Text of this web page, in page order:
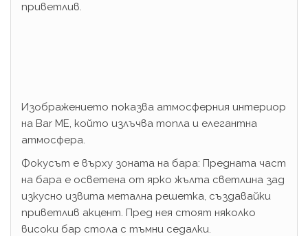
приветлив.
Изображението показва атмосферния интериор
на Bar ME, който излъчва топла и елегантна
атмосфера.
Фокусът е върху зоната на бара: Предната част
на бара е осветена от ярко жълта светлина зад
изкусно извита метална решетка, създавайки
приветлив акцент. Пред нея стоят няколко
високи бар стола с тъмни седалки.